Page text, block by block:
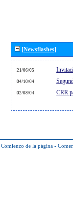
[Newsflashes]
21/06/05
04/10/04
02/08/04 CRR
Comienzo de la página -